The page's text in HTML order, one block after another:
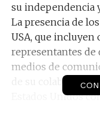
su independencia
La presencia de
USA, que incluyen
representantes de
medios de
de su
Estados Unidos